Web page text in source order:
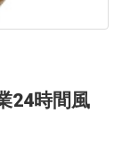
24時間風